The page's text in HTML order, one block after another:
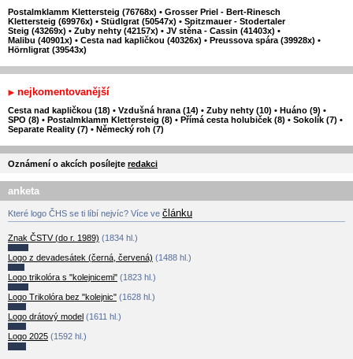
Postalmklamm Klettersteig (76768x) • Grosser Priel - Bert-Rinesch
Klettersteig (69976x) • Stüdlgrat (50547x) • Spitzmauer - Stodertaler
Steig (43269x) • Zuby nehty (42157x) • JV stěna - Cassin (41403x) •
Malibu (40901x) • Cesta nad kapličkou (40326x) • Preussova spára (39928x) •
Hörnligrat (39543x)
nejkomentovanější
Cesta nad kapličkou (18) • Vzdušná hrana (14) • Zuby nehty (10) • Huáno (9) •
SPO (8) • Postalmklamm Klettersteig (8) • Přímá cesta holubiček (8) • Sokolík (7) •
Separate Reality (7) • Německý roh (7)
Oznámení o akcích posílejte redakci
anketa
Které logo ČHS se ti líbí nejvíc? Více ve článku
Znak ČSTV (do r. 1989) (1834 hl.)
Logo z devadesátek (černá, červená) (1488 hl.)
Logo trikolóra s "kolejnicemi" (1823 hl.)
Logo Trikolóra bez "kolejnic" (1628 hl.)
Logo drátový model (1611 hl.)
Logo 2025 (1592 hl.)